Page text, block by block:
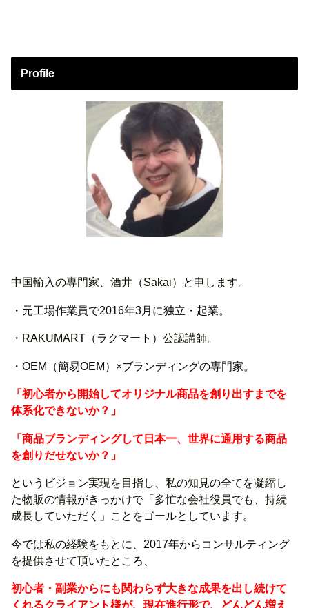
Profile
中国輸入の専門家、酒井（Sakai）と申します。
・元工場作業員で2016年3月に独立・起業。
・RAKUMART（ラクマート）公認講師。
・OEM（簡易OEM）×ブランディングの専門家。
「初心者から開始してオリジナル商品を創り出すまでを
体系化できないか？」
「商品ブランディングして日本一、世界に通用する商品
を創りだせないか？」
というビジョン実現を目指し、私の知見の全てを凝縮し
た物販の情報がきっかけで「多忙な会社役員でも、持続
成長していただく」ことをゴールとしています。
今では私の経験をもとに、2017年からコンサルティング
を提供させて頂いたところ、
初心者・副業からにも関わらず大きな成果を出し続けて
くれるクライアント様が、現在進行形で、どんどん増え